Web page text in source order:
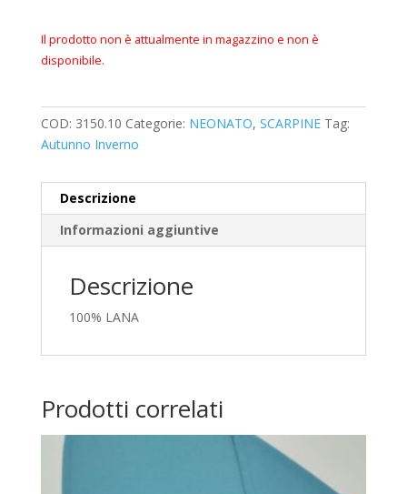
Il prodotto non è attualmente in magazzino e non è
disponibile.
COD: 3150.10 Categorie: NEONATO, SCARPINE Tag:
Autunno Inverno
Descrizione
Informazioni aggiuntive
Descrizione
100% LANA
Prodotti correlati